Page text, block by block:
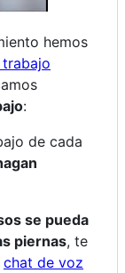
hemos
:
de cada
se pueda
piernas, te
chat de voz